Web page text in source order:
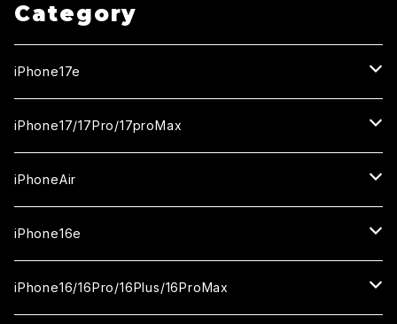
Category
iPhone17e
ガラスフィルム
セラミックフィルム
カメラ用フィルム
iPhone17/17Pro/17proMax
iPhone17
ガラスフィルム
セラミックフィルム
iPhone17Pro
ガラスフィルム
iPhone17proMax
iPhoneAir
ガラスフィルム
セラミックフィルム
iPhone16e
ガラスフィルム
iPhone16/16Pro/16Plus/16ProMax